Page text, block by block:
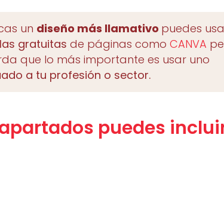
un diseño más llamativo puedes
gratuitas de páginas comoCANVA
que lo más importante es usar uno
a tu profesión o sector.
apartados puedes